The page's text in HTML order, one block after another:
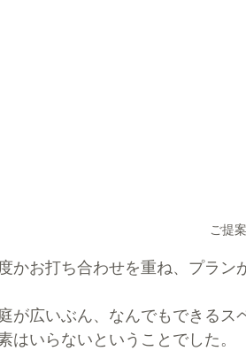
ご提
かお打ち合わせを重ね、プラン
が広いぶん、なんでもできる
はいらないということでした。